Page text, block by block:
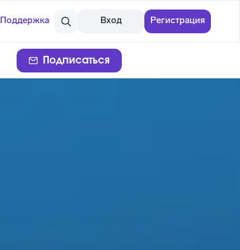
Поддержка Вход Регистрация
Подписаться